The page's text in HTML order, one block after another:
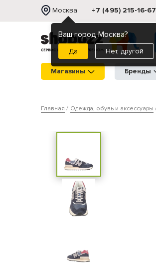
Москва
Ваш город Москва?
Нет, другой
+7 (495) 215-16-67
Магазины Бренды
Главная Одежда, обувь и аксессуары